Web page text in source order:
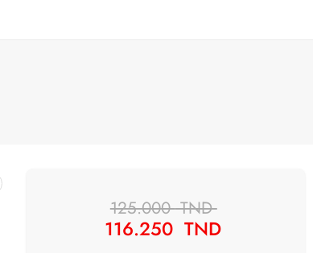
125.000TND
116.250 TND